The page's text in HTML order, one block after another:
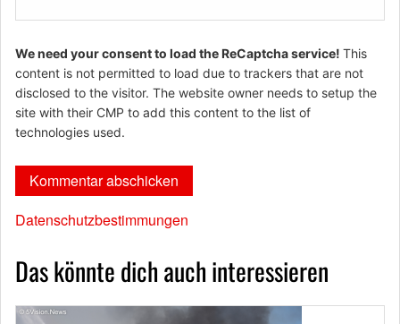
We need your consent to load the ReCaptcha service! This
content is not permitted to load due to trackers that are not
disclosed to the visitor. The website owner needs to setup the
site with their CMP to add this content to the list of
technologies used.
Datenschutzbestimmungen
Das könnte dich auch interessieren